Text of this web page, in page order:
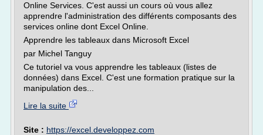
Online Services. C'est aussi un cours où vous allez
apprendre l'administration des différents composants des
services online dont Excel Online.
Apprendre les tableaux dans Microsoft Excel
par Michel Tanguy
Ce tutoriel va vous apprendre les tableaux (listes de
données) dans Excel. C'est une formation pratique sur la
manipulation des...
Lire la suite
Site : https://excel.developpez.com